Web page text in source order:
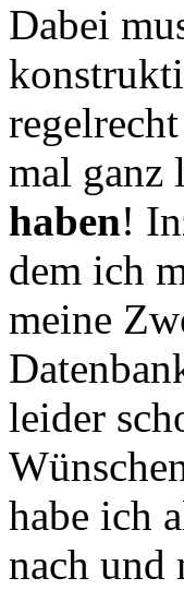
Dabei
mal ganz
haben!
dem ich
meine
leider
habe ich
nach und